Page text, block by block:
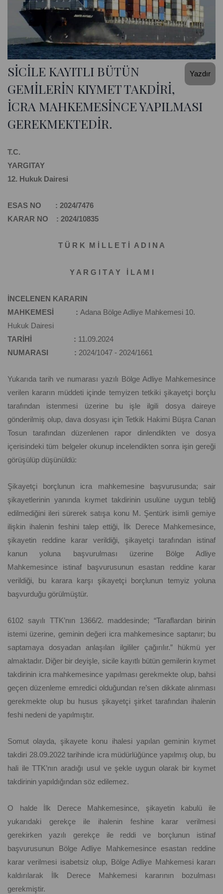
Yazdır
SİCİLE KAYITLI BÜTÜN
GEMİLERİN KIYMET TAKDİRİ,
İCRA MAHKEMESİNCE YAPILMASI
GEREKMEKTEDİR.
T.C.
YARGITAY
12. Hukuk Dairesi
ESAS NO : 2024/7476
KARAR NO : 2024/10835
T Ü R K M İ L L E T İ A D I N A
Y A R G I T A Y İ L A M I
İNCELENEN KARARIN
MAHKEMESİ : Adana Bölge Adliye Mahkemesi 10.
Hukuk Dairesi
TARİHİ : 11.09.2024
NUMARASI : 2024/1047 - 2024/1661
Yukarıda tarih ve numarası yazılı Bölge Adliye Mahkemesince
verilen kararın müddeti içinde temyizen tetkiki şikayetçi borçlu
tarafından istenmesi üzerine bu işle ilgili dosya daireye
gönderilmiş olup, dava dosyası için Tetkik Hakimi Büşra Canan
Tosun tarafından düzenlenen rapor dinlendikten ve dosya
içerisindeki tüm belgeler okunup incelendikten sonra işin gereği
görüşülüp düşünüldü:
Şikayetçi borçlunun icra mahkemesine başvurusunda; sair
şikayetlerinin yanında kıymet takdirinin usulüne uygun tebliğ
edilmediğini ileri sürerek satışa konu M. Şentürk isimli gemiye
ilişkin ihalenin feshini talep ettiği, İlk Derece Mahkemesince,
şikayetin reddine karar verildiği, şikayetçi tarafından istinaf
kanun yoluna başvurulması üzerine Bölge Adliye
Mahkemesince istinaf başvurusunun esastan reddine karar
verildiği, bu karara karşı şikayetçi borçlunun temyiz yoluna
başvurduğu görülmüştür.
6102 sayılı TTK’nın 1366/2. maddesinde; “Taraflardan birinin
istemi üzerine, geminin değeri icra mahkemesince saptanır; bu
saptamaya dosyadan anlaşılan ilgililer çağırılır.” hükmü yer
almaktadır. Diğer bir deyişle, sicile kayıtlı bütün gemilerin kıymet
takdirinin icra mahkemesince yapılması gerekmekte olup, bahsi
geçen düzenleme emredici olduğundan re’sen dikkate alınması
gerekmekte olup bu husus şikayetçi şirket tarafından ihalenin
feshi nedeni de yapılmıştır.
Somut olayda, şikayete konu ihalesi yapılan geminin kıymet
takdiri 28.09.2022 tarihinde icra müdürlüğünce yapılmış olup, bu
hali ile TTK’nın aradığı usul ve şekle uygun olarak bir kıymet
takdirinin yapıldığından söz edilemez.
O halde İlk Derece Mahkemesince, şikayetin kabulü ile
yukarıdaki gerekçe ile ihalenin feshine karar verilmesi
gerekirken yazılı gerekçe ile reddi ve borçlunun istinaf
başvurusunun Bölge Adliye Mahkemesince esastan reddine
karar verilmesi isabetsiz olup, Bölge Adliye Mahkemesi kararı
kaldırılarak İlk Derece Mahkemesi kararının bozulması
gerekmiştir.